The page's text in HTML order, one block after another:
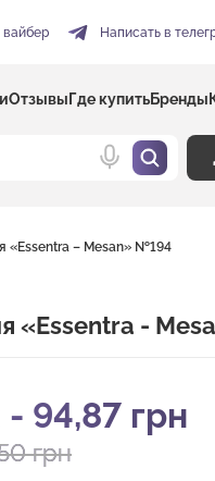
вайбер Написать в
Отзывы Где купитьБренды
«Essentra – Mesan» №194
«Essentra -
- 94,87 грн
грн